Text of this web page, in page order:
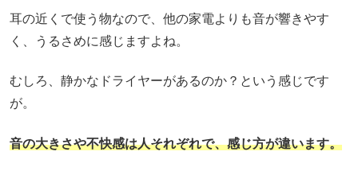
耳の近くで使う物なので、他の家電よりも音が響きやす
く、うるさめに感じますよね。
むしろ、静かなドライヤーがあるのか？という感じです
が。
音の大きさや不快感は人それぞれで、感じ方が違います。